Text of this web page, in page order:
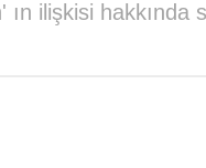
ilişkisi hakkında